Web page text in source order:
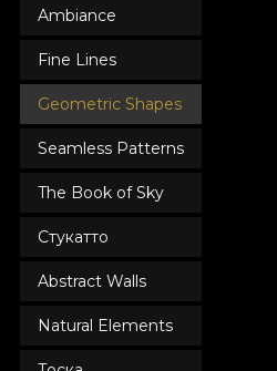
Ambiance
Fine Lines
Geometric Shapes
Seamless Patterns
The Book of Sky
Стукатто
Abstract Walls
Natural Elements